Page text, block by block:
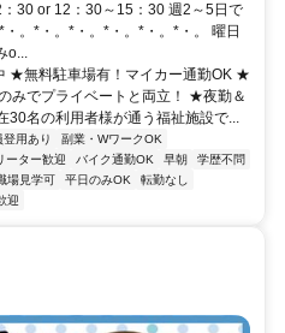
30 or 12：30～15：30 週2～5日で
。*・。*・。*・。*・。*・。 曜日
o...
★無料駐車場有！マイカー通勤OK ★
みでプライベートと両立！ ★夜勤＆
30名の利用者様が通う福祉施設で...
登用あり
副業・WワークOK
ーター歓迎 バイク通勤OK 早朝
学歴不問
場見学可 平日のみOK
転勤なし
迎